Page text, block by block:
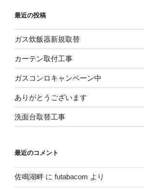
最近の投稿
ガス炊飯器新規取替
カーテン取付工事
ガスコンロキャンペーン中
ありがとうございます
洗面台取替工事
最近のコメント
佐鳴湖畔 に futabacom より